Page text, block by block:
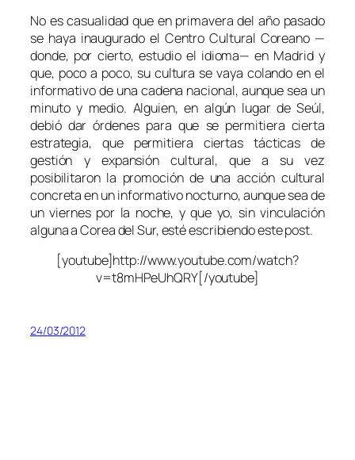
No es casualidad que en primavera del año pasado
se haya inaugurado el Centro Cultural Coreano —
donde, por cierto, estudio el idioma— en Madrid y
que, poco a poco, su cultura se vaya colando en el
informativo de una cadena nacional, aunque sea un
minuto y medio. Alguien, en algún lugar de Seúl,
debió dar órdenes para que se permitiera cierta
estrategia, que permitiera ciertas tácticas de
gestión y expansión cultural, que a su vez
posibilitaron la promoción de una acción cultural
concreta en un informativo nocturno, aunque sea de
un viernes por la noche, y que yo, sin vinculación
alguna a Corea del Sur, esté escribiendo este post.
[youtube]http://www.youtube.com/watch?
v=t8mHPeUhQRY[/youtube]
24/03/2012